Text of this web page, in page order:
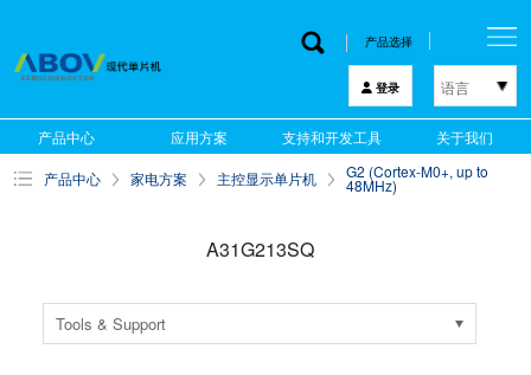
产品选择
登录 语言
한국어
English
中文
产品中心 应用方案 支持和开发工具 关于我们
产品中心 家电方案 主控显示单片机 G2 (Cortex-M0+, up to
48MHz)
A31G213SQ
Tools & Support